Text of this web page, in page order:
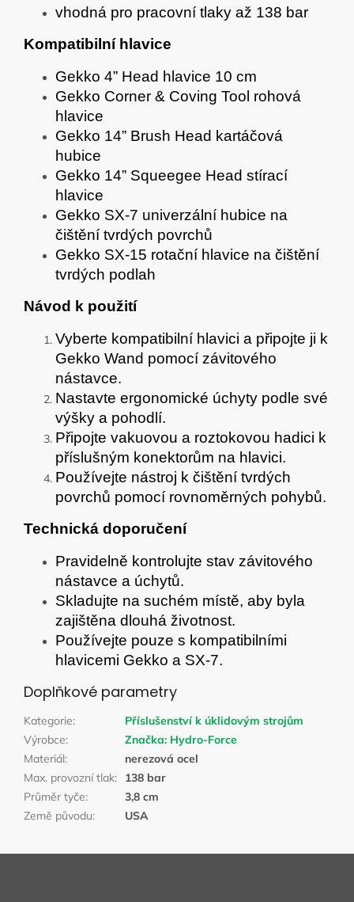
vhodná pro pracovní tlaky až 138 bar
Kompatibilní hlavice
Gekko 4” Head hlavice 10 cm
Gekko Corner & Coving Tool rohová
hlavice
Gekko 14” Brush Head kartáčová
hubice
Gekko 14” Squeegee Head stírací
hlavice
Gekko SX-7 univerzální hubice na
čištění tvrdých povrchů
Gekko SX-15 rotační hlavice na čištění
tvrdých podlah
Návod k použití
Vyberte kompatibilní hlavici a připojte ji k
Gekko Wand pomocí závitového
nástavce.
Nastavte ergonomické úchyty podle své
výšky a pohodlí.
Připojte vakuovou a roztokovou hadici k
příslušným konektorům na hlavici.
Používejte nástroj k čištění tvrdých
povrchů pomocí rovnoměrných pohybů.
Technická doporučení
Pravidelně kontrolujte stav závitového
nástavce a úchytů.
Skladujte na suchém místě, aby byla
zajištěna dlouhá životnost.
Používejte pouze s kompatibilními
hlavicemi Gekko a SX-7.
Doplňkové parametry
Kategorie:
Příslušenství k úklidovým strojům
Výrobce: Značka: Hydro-Force
Materiál:
nerezová ocel
Max. provozní tlak:
138 bar
Průměr tyče:
3,8 cm
Země původu: USA